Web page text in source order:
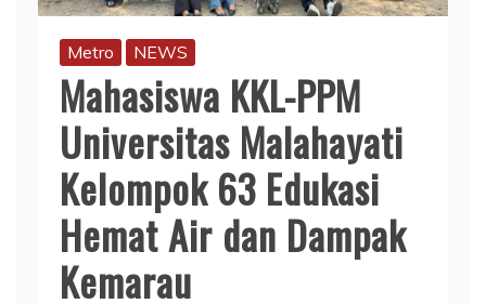
Metro NEWS
Mahasiswa KKL-PPM
Universitas Malahayati
Kelompok 63 Edukasi
Hemat Air dan Dampak
Kemarau